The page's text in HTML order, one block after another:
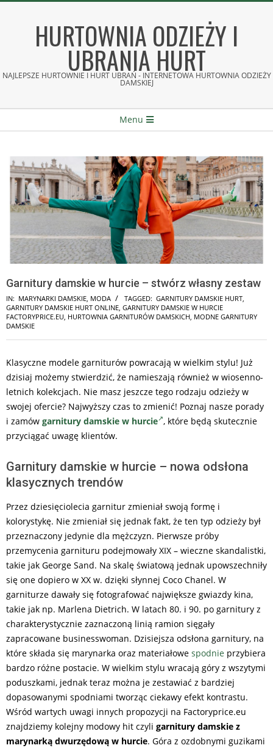
HURTOWNIA ODZIEŻY I
UBRANIA HURT
NAJLEPSZE HURTOWNIE I HURT UBRAŃ - INTERNETOWA HURTOWNIA ODZIEŻY
DAMSKIEJ
Menu
Garnitury damskie w hurcie – stwórz własny zestaw
IN: MARYNARKI DAMSKIE MODA TAGGED: GARNITURY DAMSKIE HURT
GARNITURY DAMSKIE HURT ONLINE GARNITURY DAMSKIE W HURCIE
FACTORYPRICE.EU HURTOWNIA GARNITURÓW DAMSKICH MODNE GARNITURY
DAMSKIE
Klasyczne modele garniturów powracają w wielkim stylu! Już
dzisiaj możemy stwierdzić, że namieszają również w wiosenno-
letnich kolekcjach. Nie masz jeszcze tego rodzaju odzieży w
swojej ofercie? Najwyższy czas to zmienić! Poznaj nasze porady
i zamów garnitury damskie w hurcie , które będą skutecznie
przyciągać uwagę klientów.
Garnitury damskie w hurcie – nowa odsłona
klasycznych trendów
Przez dziesięciolecia garnitur zmieniał swoją formę i
kolorystykę. Nie zmieniał się jednak fakt, że ten typ odzieży był
przeznaczony jedynie dla mężczyzn. Pierwsze próby
przemycenia garnituru podejmowały XIX – wieczne skandalistki,
takie jak George Sand. Na skalę światową jednak upowszechniły
się one dopiero w XX w. dzięki słynnej Coco Chanel. W
garniturze dawały się fotografować największe gwiazdy kina,
takie jak np. Marlena Dietrich. W latach 80. i 90. po garnitury z
charakterystycznie zaznaczoną linią ramion sięgały
zapracowane businesswoman. Dzisiejsza odsłona garnitury, na
które składa się marynarka oraz materiałowe spodnie przybiera
bardzo różne postacie. W wielkim stylu wracają góry z wszytymi
poduszkami, jednak teraz można je zestawiać z bardziej
dopasowanymi spodniami tworząc ciekawy efekt kontrastu.
Wśród wartych uwagi innych propozycji na Factoryprice.eu
znajdziemy kolejny modowy hit czyli garnitury damskie z
marynarką dwurzędową w hurcie. Góra z ozdobnymi guzikami